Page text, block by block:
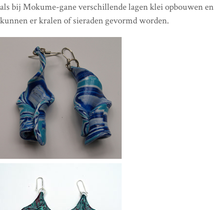
als bij Mokume-gane verschillende lagen klei opbouwen en
kunnen er kralen of sieraden gevormd worden.